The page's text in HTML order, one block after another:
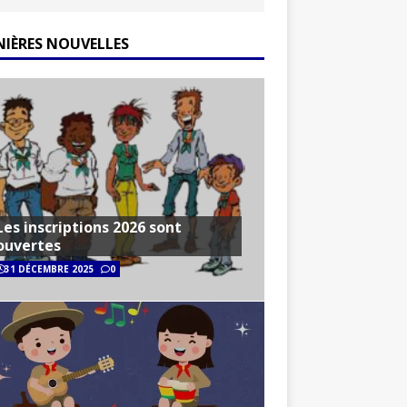
NOUVELLES
inscriptions 2026 sont
31 DÉCEMBRE 2025 0